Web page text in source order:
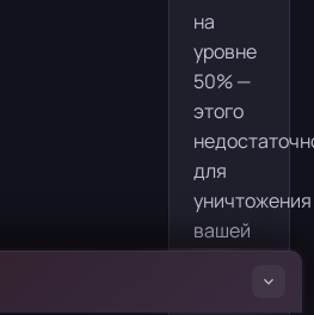
на
уровне
50% —
этого
для
уничтожения
вашей